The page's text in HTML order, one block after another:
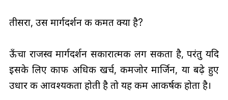
तीसरा, उस मार्गदर्शन की कीमत क्या है?
ऊँचा राजस्व मार्गदर्शन सकारात्मक लग सकता है, परंतु यदि
इसके लिए काफी अधिक खर्च, कमजोर मार्जिन, या बढ़े हुए
उधार की आवश्यकता होती है तो यह कम आकर्षक होता है।